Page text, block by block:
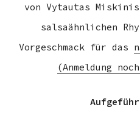
von Vytautas
salsaähnlichen
Vorgeschmack für das
(Anmeldung